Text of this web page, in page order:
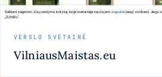
VERSLO SVETAINĖ
VilniausMaistas.eu